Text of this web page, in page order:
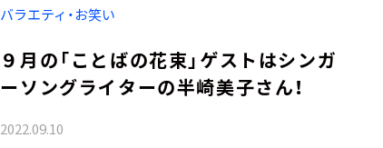
バラエティ・お笑い
９月の「ことばの花束」ゲストはシンガ
ーソングライターの半崎美子さん！
2022.09.10